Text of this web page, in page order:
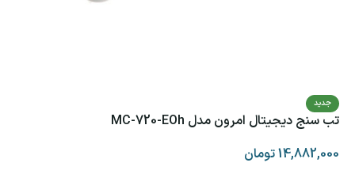
جدید
تب سنج دیجیتال امرون مدل MC-720-EOh
14,882,000تومان